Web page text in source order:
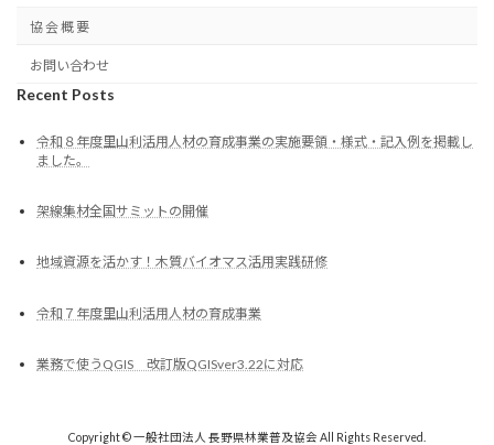
協 会 概 要
お問い合わせ
Recent Posts
令和８年度里山利活用人材の育成事業の実施要領・様式・記入例を掲載し
ました。
架線集材全国サミットの開催
地域資源を活かす！木質バイオマス活用実践研修
令和７年度里山利活用人材の育成事業
業務で使うQGIS 改訂版QGISver3.22に対応
Copyright © 一般社団法人 長野県林業普及協会 All Rights Reserved.